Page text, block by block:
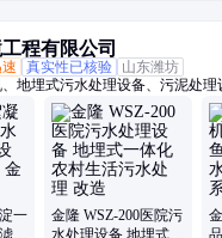
程有限公司
真实性已核验
山东潍坊
地埋式污水处理设备、污泥处理
、带式压滤机、造纸机、造纸机械
、螺旋脱水机、板框压滤机、射流
一
金隆 WSZ-200医院污